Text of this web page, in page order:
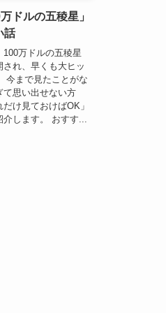
ドルの五稜星」
話
万ドルの五稜星
され、早くも大ヒッ
今まで見たことがな
て思い出せない方
け見ておけばOK」
介します。 おすす...